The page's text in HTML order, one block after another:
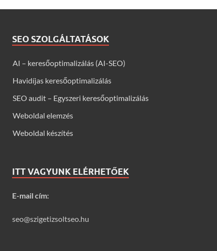
SEO SZOLGÁLTATÁSOK
AI – keresőoptimalizálás (AI-SEO)
Havidíjas keresőoptimalizálás
SEO audit – Egyszeri keresőoptimalizálás
Weboldal elemzés
Weboldal készítés
ITT VAGYUNK ELÉRHETŐEK
E-mail cím:
seo@szigetizsoltseo.hu